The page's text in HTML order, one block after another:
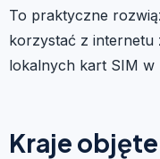
To praktyczne
korzystać z internetu
lokalnych kart SIM w
Kraje